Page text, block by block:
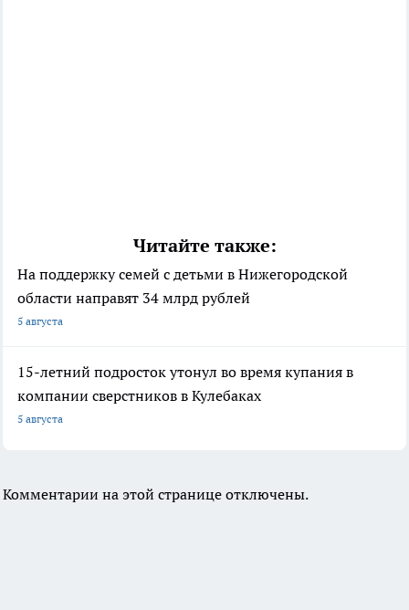
Читайте также:
На поддержку семей с детьми в Нижегородской
области направят 34 млрд рублей
5 августа
15-летний подросток утонул во время купания в
компании сверстников в Кулебаках
5 августа
Комментарии на этой странице отключены.